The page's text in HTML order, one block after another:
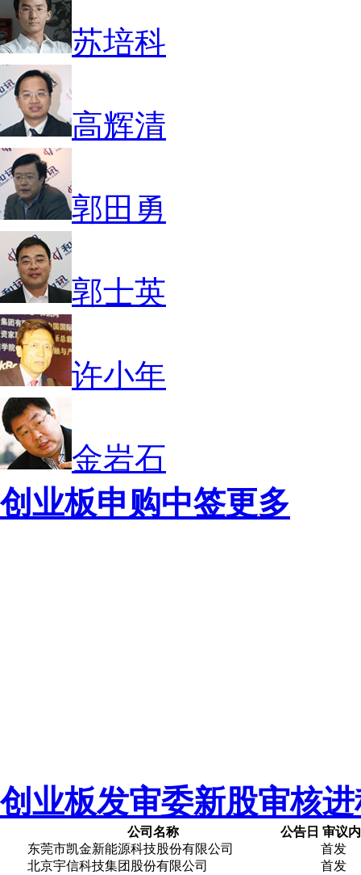
苏培科
高辉清
郭田勇
郭士英
许小年
金岩石
创业板申购中签更多
创业板发审委新股审核
公司名称 公告日 审议
东莞市凯金新能源科技股份有限公司
首发
北京宇信科技集团股份有限公司
首发